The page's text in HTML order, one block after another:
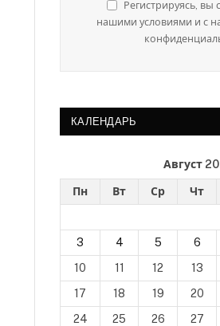
Регистрируясь, вы
нашими условиями и с
КАЛЕНДАРЬ
Август
Пн Вт Ср Чт
3
4 5 6
10
11 12 13
17
18 19 20
24
25 26 27